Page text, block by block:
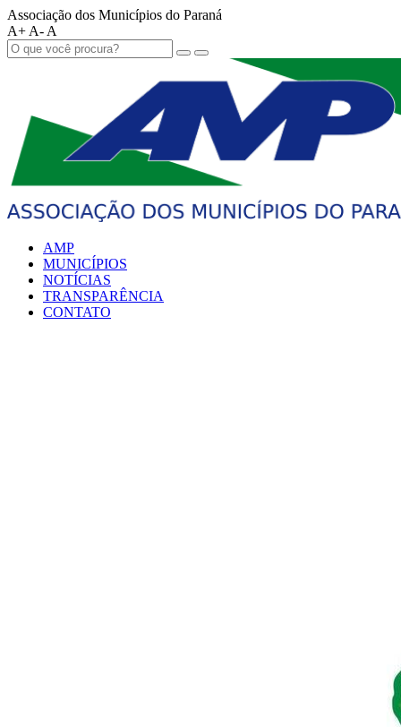
Associação dos Municípios do Paraná
A+ A- A
AMP
MUNICÍPIOS
NOTÍCIAS
TRANSPARÊNCIA
CONTATO